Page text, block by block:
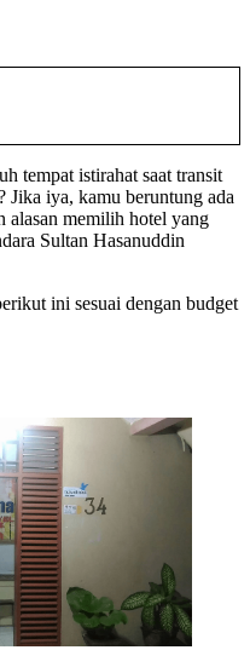
tempat istirahat saat transit
Jika iya, kamu beruntung ada
alasan memilih hotel yang
Sultan Hasanuddin
ini sesuai dengan budget